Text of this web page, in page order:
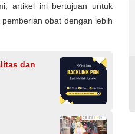
artikel ini bertujuan untuk
obat dengan lebih
dan